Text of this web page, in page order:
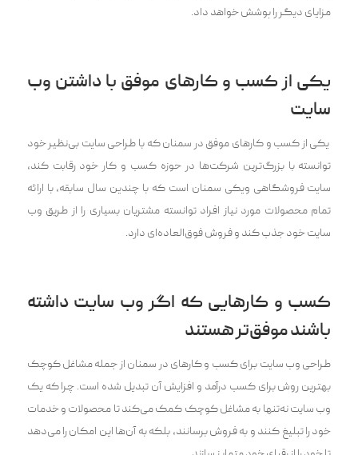
مزایای دیگر را پوشش خواهد داد.
یکی از کسب و کار‌های موفق با داشتن وب
سایت
یکی از کسب‌ و کار‌های موفق در سمنان که با طراحی سایت ‌بی‌نظیر خود
توانسته با ‌بزرگ‌‌ترین شرکت‌ها در حوزه کسب‌ و کار خود رقابت کند،
سایت فروشگاهی ویکی سمنان است که با چندین سال سابقه، با ارائه
تمام محصولات مورد نیاز افراد توانسته مشتریان بسیاری را از طریق وب
سایت خود جذب کند و فروش فوق‌العاده‌ای دارد.
کسب و کارهایی که اگر وب سایت داشته
باشند موفق‌تر هستند
طراحی وب سایت برای کسب و کارهای در سمنان از جمله مشاغل کوچک
بهترین روش برای کسب درآمد و افزایش آن تبدیل شده است. چرا که یک
وب سایت نه‌تنها به مشاغل کوچک کمک می‌کند تا محصولات و خدمات
خود را تبلیغ کنند و به فروش برسانند، بلکه به آن‌ها این امکان را می‌دهد